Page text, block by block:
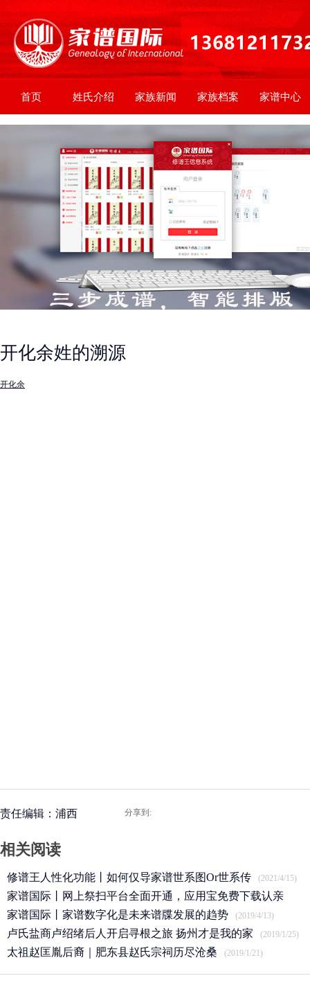
首页 姓氏介绍 家族新闻 家族档案 家谱中心
开化余姓的溯源
开化余
责任编辑：浦西 分享到:
相关阅读
修谱王人性化功能丨如何仅导家谱世系图Or世系传 (2021/4/15)
家谱国际丨网上祭扫平台全面开通，应用宝免费下载认亲
APP
(2020/3/25)
家谱国际丨家谱数字化是未来谱牒发展的趋势 (2019/4/13)
卢氏盐商卢绍绪后人开启寻根之旅 扬州才是我的家 (2019/1/25)
太祖赵匡胤后裔｜肥东县赵氏宗祠历尽沧桑 (2019/1/21)